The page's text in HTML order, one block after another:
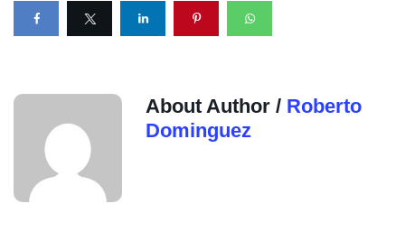
About Author / Roberto
Dominguez